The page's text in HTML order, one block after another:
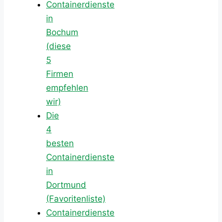
Containerdienste
in
Bochum
(diese
5
Firmen
empfehlen
wir)
Die
4
besten
Containerdienste
in
Dortmund
(Favoritenliste)
Containerdienste